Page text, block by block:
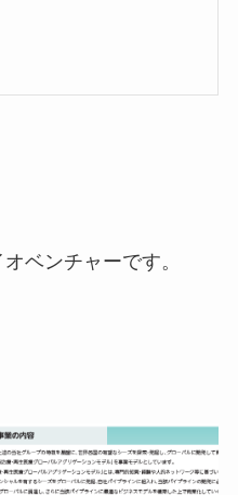
ベンチャーです。